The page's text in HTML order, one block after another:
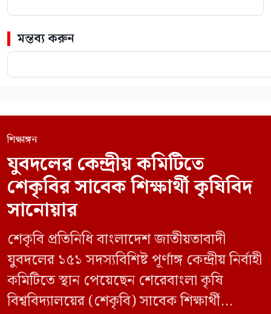
মন্তব্য করুন
শিক্ষাঙ্গন
যুবদলের কেন্দ্রীয় কমিটিতে
শেকৃবির সাবেক শিক্ষার্থী কৃষিবিদ
সানোয়ার
শেকৃবি প্রতিনিধি বাংলাদেশ জাতীয়তাবাদী
যুবদলের ১৫১ সদস্যবিশিষ্ট পূর্ণাঙ্গ কেন্দ্রীয় নির্বাহী
কমিটিতে স্থান পেয়েছেন শেরেবাংলা কৃষি
বিশ্ববিদ্যালয়ের (শেকৃবি) সাবেক শিক্ষার্থী